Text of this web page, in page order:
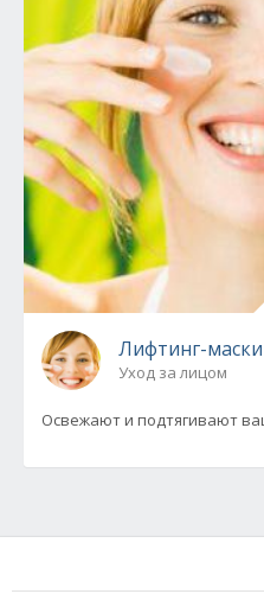
Лифтинг-
Уход за лицом
Освежают и подтягивают